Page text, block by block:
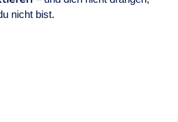
nicht bist.